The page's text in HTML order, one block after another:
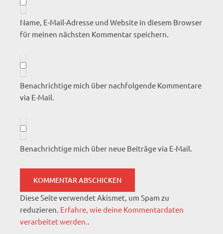
Name, E-Mail-Adresse und Website in diesem Browser
für meinen nächsten Kommentar speichern.
Benachrichtige mich über nachfolgende Kommentare
via E-Mail.
Benachrichtige mich über neue Beiträge via E-Mail.
Diese Seite verwendet Akismet, um Spam zu
reduzieren. Erfahre, wie deine Kommentardaten
verarbeitet werden..